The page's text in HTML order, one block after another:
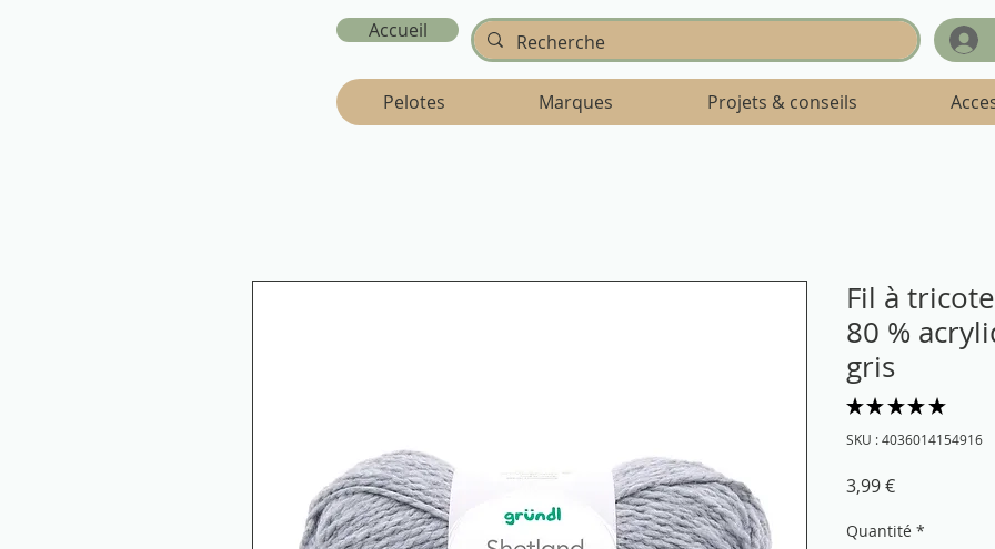
Accueil
Pelotes Marques Projets & conseils
Fil à
80 %
gris
★ ★ ★ ★ ★
SKU : 4036014154916
3,99 €Prix
Quantité *